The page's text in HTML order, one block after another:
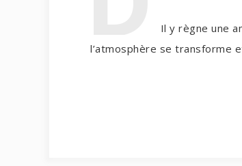
Il y règne une
l’atmosphère se transforme